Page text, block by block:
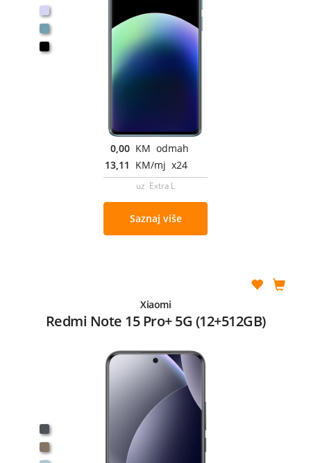
0,00 KM odmah
13,11 KM/mj x24
uz Extra L
Saznaj više
Xiaomi
Redmi Note 15 Pro+ 5G (12+512GB)